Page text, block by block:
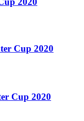
Cup 2020
Cup 2020